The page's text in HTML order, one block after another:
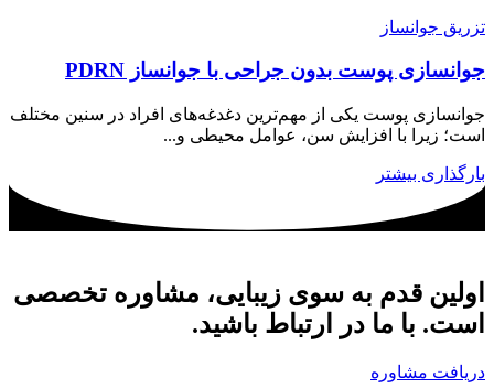
تزریق جوانساز
جوانسازی پوست بدون جراحی با جوانساز PDRN
جوانسازی پوست یکی از مهم‌ترین دغدغه‌های افراد در سنین مختلف
است؛ زیرا با افزایش سن، عوامل محیطی و...
بارگذاری بیشتر
اولین قدم به سوی زیبایی، مشاوره تخصصی
است. با ما در ارتباط باشید.
دریافت مشاوره